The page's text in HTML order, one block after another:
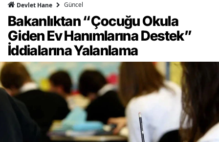
Devlet Hane Güncel
Bakanlıktan “Çocuğu Okula
Giden Ev Hanımlarına Destek”
İddialarına Yalanlama